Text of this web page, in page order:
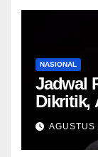
NASIONAL
Jadwal
Dikritik,
Hari